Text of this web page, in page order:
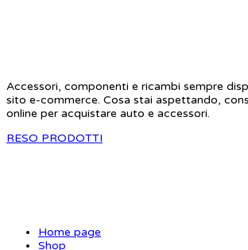
Accessori, componenti e ricambi sempre
sito e-commerce. Cosa stai aspettando,
online per acquistare auto e accessori.
RESO PRODOTTI
Home page
Shop